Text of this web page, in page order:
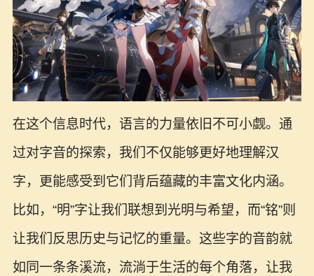
在这个信息时代，语言的力量依旧不可小觑。通
过对字音的探索，我们不仅能够更好地理解汉
字，更能感受到它们背后蕴藏的丰富文化内涵。
比如，“明”字让我们联想到光明与希望，而“铭”则
让我们反思历史与记忆的重量。这些字的音韵就
如同一条条溪流，流淌于生活的每个角落，让我